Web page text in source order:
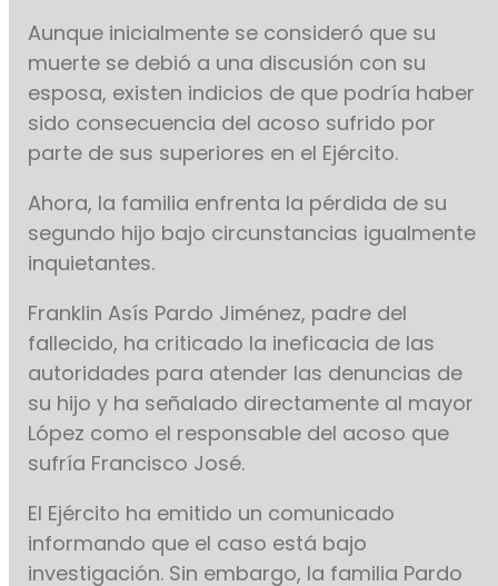
Aunque inicialmente se consideró que su
muerte se debió a una discusión con su
esposa, existen indicios de que podría haber
sido consecuencia del acoso sufrido por
parte de sus superiores en el Ejército.
Ahora, la familia enfrenta la pérdida de su
segundo hijo bajo circunstancias igualmente
inquietantes.
Franklin Asís Pardo Jiménez, padre del
fallecido, ha criticado la ineficacia de las
autoridades para atender las denuncias de
su hijo y ha señalado directamente al mayor
López como el responsable del acoso que
sufría Francisco José.
El Ejército ha emitido un comunicado
informando que el caso está bajo
investigación. Sin embargo, la familia Pardo